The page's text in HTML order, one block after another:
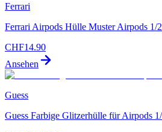
Ferrari
Ferrari Airpods Hülle Muster Airpods 1/
CHF14.90
Ansehen
Guess
Guess Farbige Glitzerhülle für Airpods